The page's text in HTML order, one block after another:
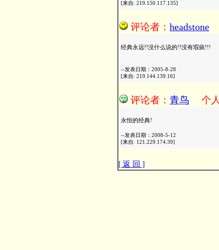
[来自: 219.150.117.135]
评论者： headstone
经典永远!!没什么说的!!没有瑕疵!!!
--发表日期：2005-8-28
[来自: 219.144.139.16]
评论者： 青鸟 个
永恒的经典!
--发表日期：2008-5-12
[来自: 121.229.174.39]
[ 返 回 ]